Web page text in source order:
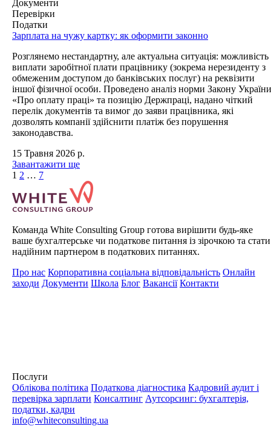
Документи
Перевірки
Податки
Зарплата на чужу картку: як оформити законно
Розглянемо нестандартну, але актуальна ситуація: можливість
виплати заробітної плати працівнику (зокрема нерезиденту з
обмеженим доступом до банківських послуг) на реквізити
іншої фізичної особи. Проведено аналіз норми Закону України
«Про оплату праці» та позицію Держпраці, надано чіткий
перелік документів та вимог до заяви працівника, які
дозволять компанії здійснити платіж без порушення
законодавства.
15 Травня 2026 р.
Завантажити ще
1 2 … 7
Команда White Consulting Group готова вирішити будь-яке
ваше бухгалтерське чи податкове питання із зірочкою та стати
надійним партнером в податкових питаннях.
Про нас Корпоративна соціальна відповідальність Онлайн
заходи Документи Школа Блог Вакансії Контакти
Послуги
Облікова політика Податкова діагностика Кадровий аудит і
перевірка зарплати Консалтинг Аутсорсинг: бухгалтерія,
податки, кадри
info@whiteconsulting.ua